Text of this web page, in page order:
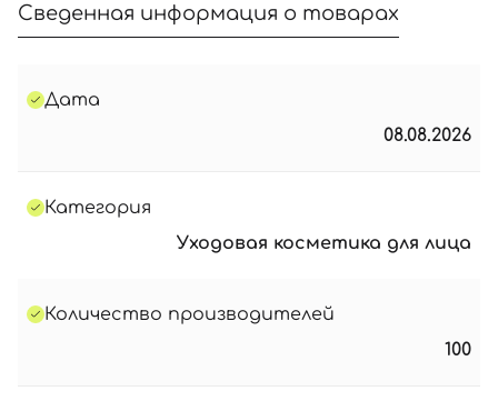
Сведенная информация о товарах
Дата
08.08.2026
Категория
Уходовая косметика для лица
Количество производителей
100